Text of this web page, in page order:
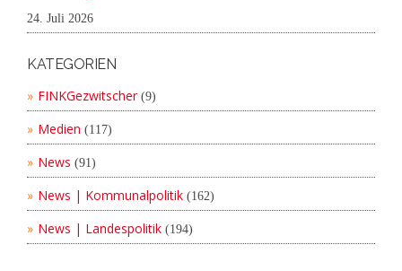
24. Juli 2026
KATEGORIEN
FINKGezwitscher(9)
Medien (117)
News (91)
News | Kommunalpolitik (162)
News | Landespolitik (194)